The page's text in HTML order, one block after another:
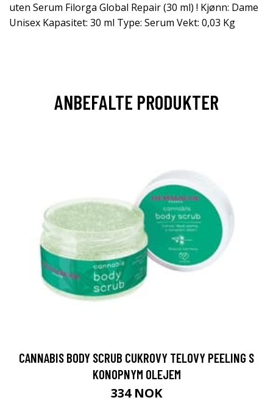
uten Serum Filorga Global Repair (30 ml) ! Kjønn: Dame
Unisex Kapasitet: 30 ml Type: Serum Vekt: 0,03 Kg
ANBEFALTE PRODUKTER
CANNABIS BODY SCRUB CUKROVY TELOVY PEELING S
KONOPNYM OLEJEM
334 NOK